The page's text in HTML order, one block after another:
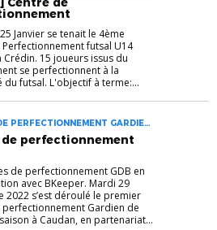
Janvier se tenait le 4ème
futsal U14
Crédin. 15 joueurs issus du
se perfectionnent à la
du futsal. L'objectif à terme:...
PERFECTIONNEMENT GARDIEN
de perfectionnement
de perfectionnement GDB en
avec BKeeper. Mardi 29
2022 s’est déroulé le premier
perfectionnement Gardien de
à Caudan, en partenariat...